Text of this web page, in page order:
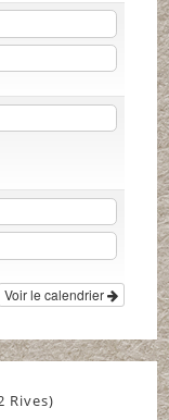
Voir le calendrier
Rives)